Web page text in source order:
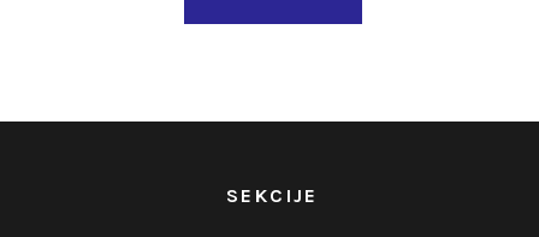
SEKCIJE